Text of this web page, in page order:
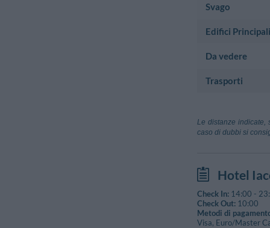
Svago
Teatro
Via Cesare De
Centro Sportivo
Campo Da Golf
Edifici Principali
Municipio
Piazza Vittorio
Santissima
Da vedere
Museo
Informazione
Trasporti
Aeroporto
Pescara
Ex Ss5 - Chieti
Le distanze indicate,
caso di dubbi si
Hotel
Check In: 14:00 -
Check Out: 10:00
Metodi di
Visa, Euro/Master